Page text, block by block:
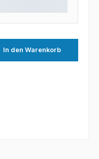
In den Warenkorb